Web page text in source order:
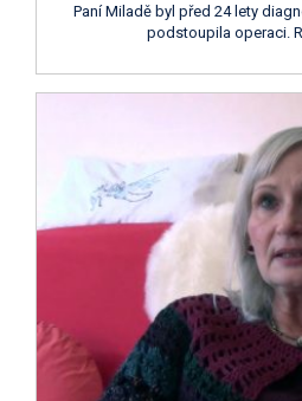
Paní Miladě byl před 24 lety
podstoupila operaci.